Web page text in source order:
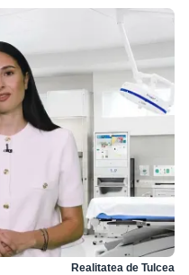
Realitatea de Tulcea